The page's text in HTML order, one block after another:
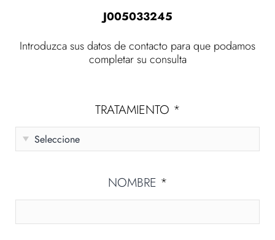
J005033245
Introduzca sus datos de contacto para que podamos
completar su consulta
TRATAMIENTO *
NOMBRE *